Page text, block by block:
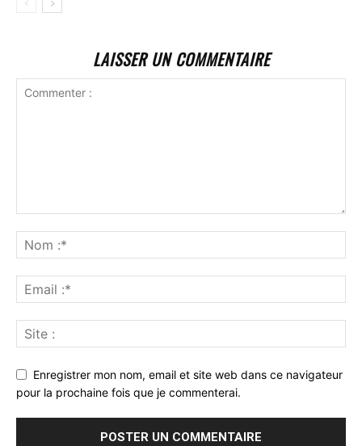
LAISSER UN COMMENTAIRE
Enregistrer mon nom, email et site web dans ce navigateur
pour la prochaine fois que je commenterai.